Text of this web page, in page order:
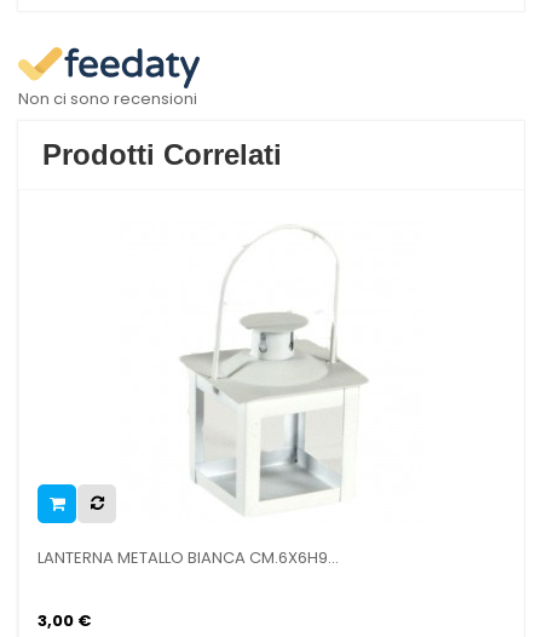
Non ci sono recensioni
Prodotti Correlati
LANTERNA METALLO BIANCA CM.6X6H9...
3,00 €